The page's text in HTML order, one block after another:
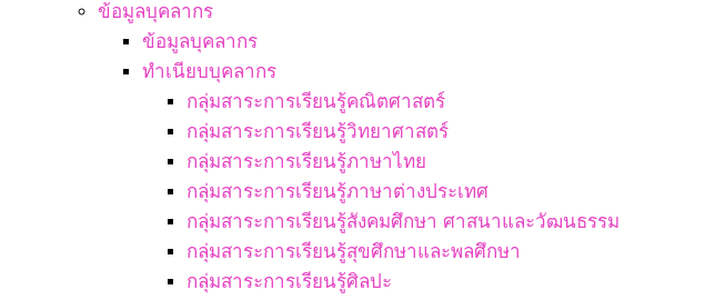
ข้อมูลบุคลากร
ข้อมูลบุคลากร
ทำเนียบบุคลากร
กลุ่มสาระการเรียนรู้คณิตศาสตร์
กลุ่มสาระการเรียนรู้วิทยาศาสตร์
กลุ่มสาระการเรียนรู้ภาษาไทย
กลุ่มสาระการเรียนรู้ภาษาต่างประเทศ
กลุ่มสาระการเรียนรู้สังคมศึกษา ศาสนาและวัฒนธรรม
กลุ่มสาระการเรียนรู้สุขศึกษาและพลศึกษา
กลุ่มสาระการเรียนรู้ศิลปะ